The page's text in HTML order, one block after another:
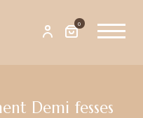
0
Demi fesses